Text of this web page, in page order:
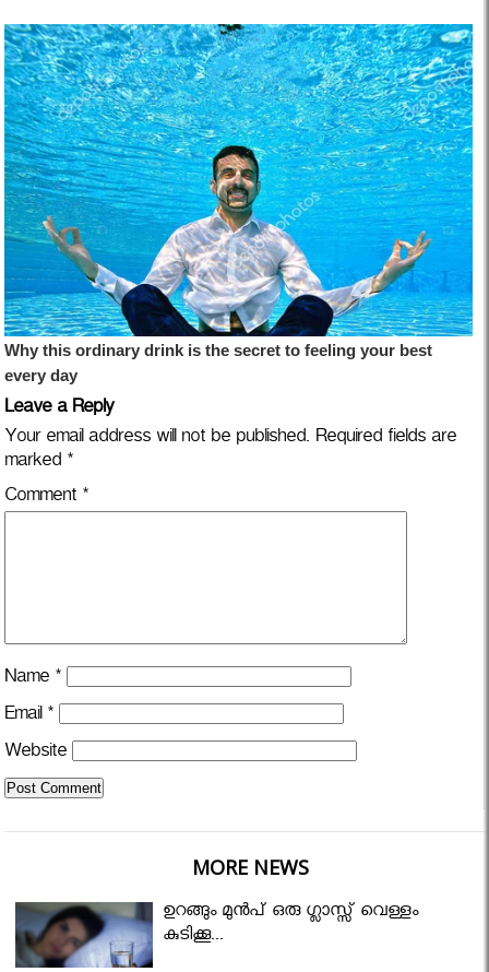
Leave a Reply
Your email address will not be published. Required fields are
marked *
Comment *
Name *
Email *
Website
MORE NEWS
ഉറങ്ങും മുന്‍പ് ഒരു ഗ്ലാസ്സ് വെള്ളം
കുടിക്കൂ...